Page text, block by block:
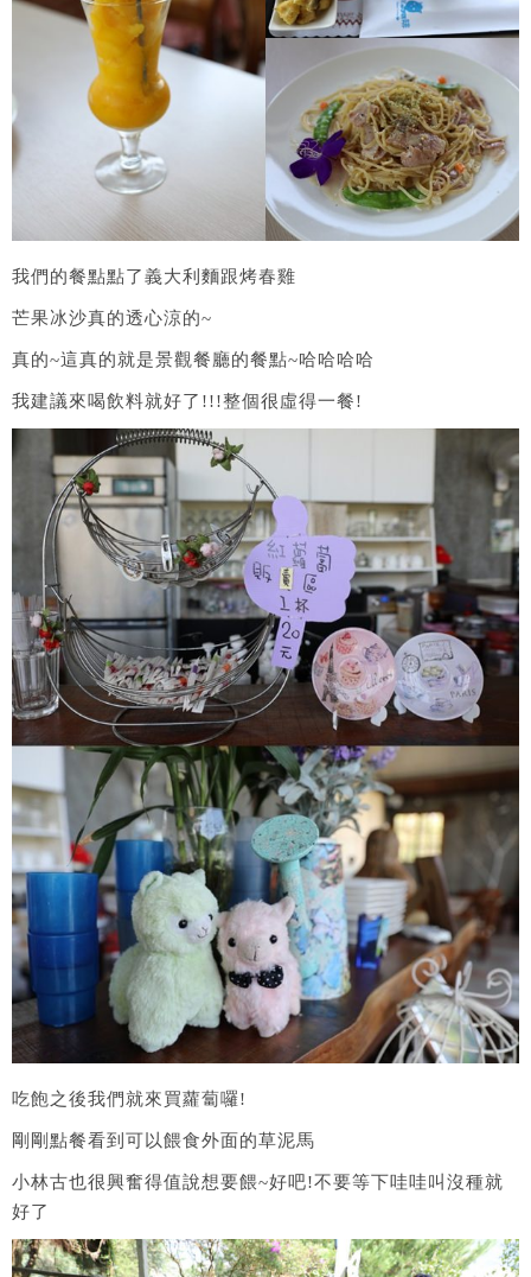
我們的餐點點了義大利麵跟烤春雞
芒果冰沙真的透心涼的~
真的~這真的就是景觀餐廳的餐點~哈哈哈哈
我建議來喝飲料就好了!!!整個很虛得一餐!
吃飽之後我們就來買蘿蔔囉!
剛剛點餐看到可以餵食外面的草泥馬
小林古也很興奮得值說想要餵~好吧!不要等下哇哇叫沒種就
好了